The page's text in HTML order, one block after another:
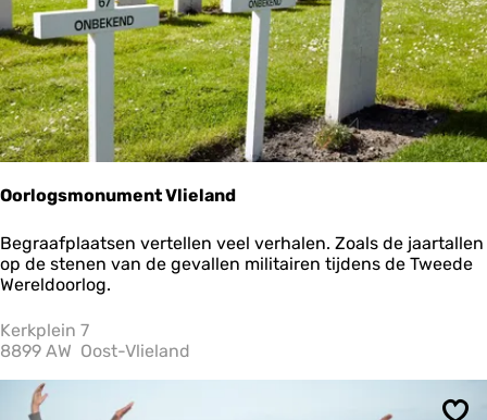
s
H
u
y
s
Oorlogsmonument Vlieland
O
o
r
o
g
m
Begraafplaatsen vertellen veel verhalen. Zoals de jaartallen
op de stenen van de gevallen militairen tijdens de Tweede
Wereldoorlog.
Kerkplein 7
8899 AW Oost-Vlieland